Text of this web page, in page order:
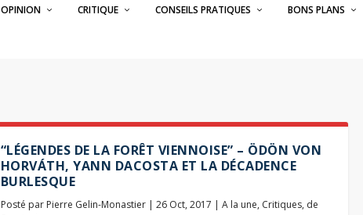
OPINION CRITIQUE CONSEILS PRATIQUES BONS PLANS
“LÉGENDES DE LA FORÊT VIENNOISE” – ÖDÖN VON
HORVÁTH, YANN DACOSTA ET LA DÉCADENCE
BURLESQUE
Posté par Pierre Gelin-Monastier| 26 Oct, 2017 | A la une, Critiques, de